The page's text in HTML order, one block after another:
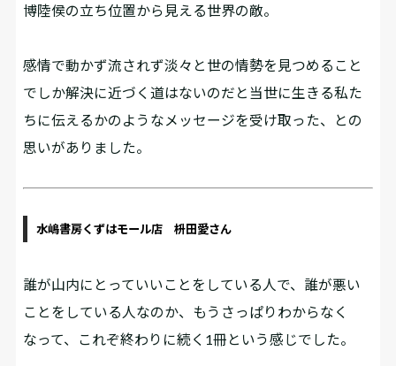
博陸侯の立ち位置から見える世界の敵。
感情で動かず流されず淡々と世の情勢を見つめること
でしか解決に近づく道はないのだと当世に生きる私た
ちに伝えるかのようなメッセージを受け取った、との
思いがありました。
水嶋書房くずはモール店 枡田愛さん
誰が山内にとっていいことをしている人で、誰が悪い
ことをしている人なのか、もうさっぱりわからなく
なって、これぞ終わりに続く1冊という感じでした。